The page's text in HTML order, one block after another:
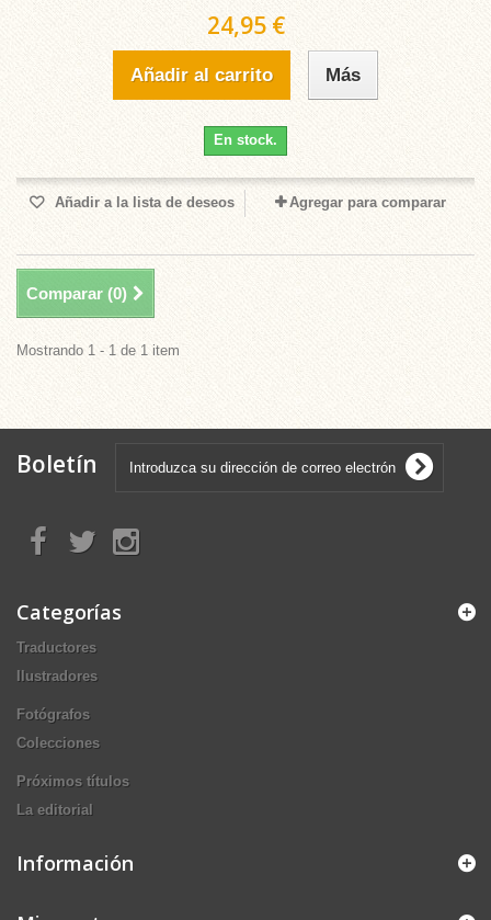
24,95 €
Añadir al carrito Más
En stock.
Añadir a la lista de deseos Agregar para comparar
Comparar (0)
Mostrando 1 - 1 de 1 item
Boletín
Categorías
Traductores
Ilustradores
Fotógrafos
Colecciones
Próximos títulos
La editorial
Información